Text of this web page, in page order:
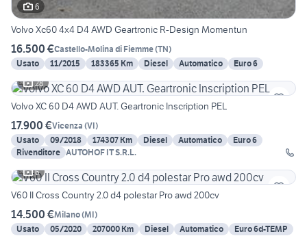
6
Volvo Xc60 4x4 D4 AWD Geartronic R-Design Momentun
16.500 €Castello-Molina di Fiemme(TN)
Usato
11/2015 183365 Km Diesel Automatico
Euro 6
28
Volvo XC 60 D4 AWD AUT. Geartronic Inscription PEL
17.900 €Vicenza (VI)
Usato
09/2018 174307 Km Diesel Automatico
Euro 6
Rivenditore
AUTOHOF IT S.R.L.
6
V60 II Cross Country 2.0 d4 polestar Pro awd 200cv
14.500 €Milano(MI)
Usato
05/2020 207000 Km Diesel Automatico Euro 6d-TEMP